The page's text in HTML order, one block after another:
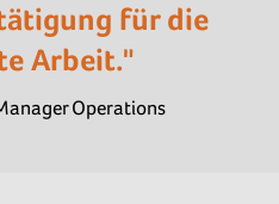
für die
Arbeit."
Operations